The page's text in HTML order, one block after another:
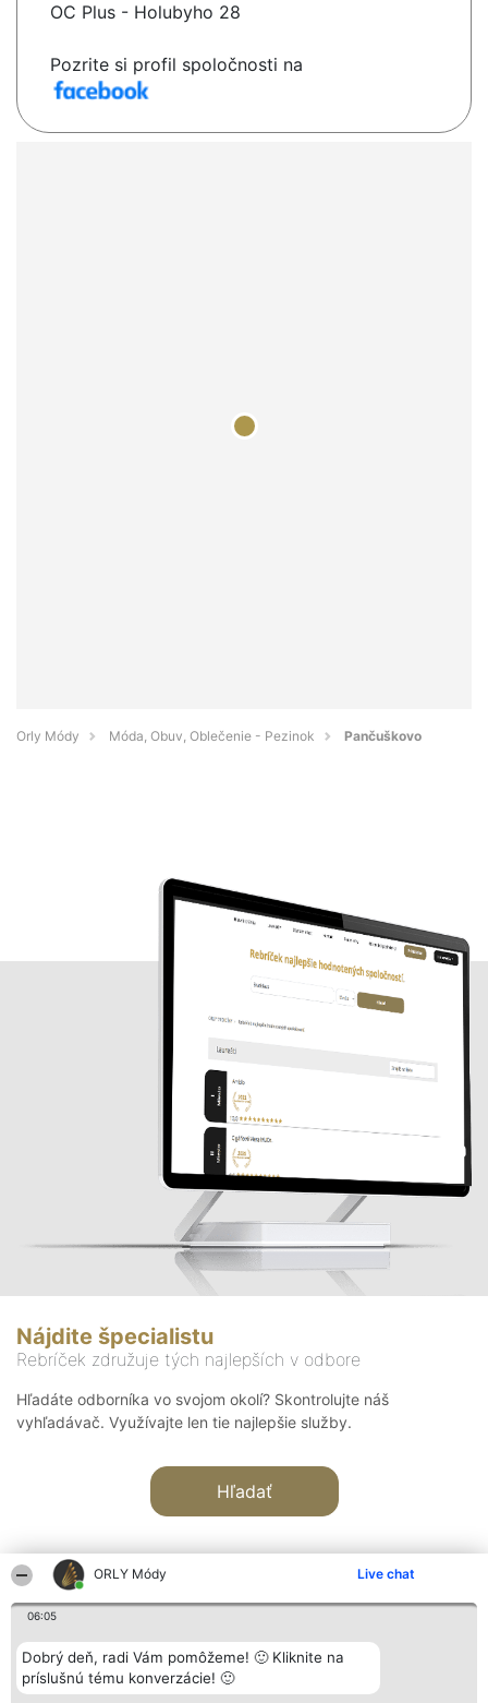
ORLY Módy Live chat
06:05
Dobrý deň, radi Vám pomôžeme! 🙂 Kliknite na
príslušnú tému konverzácie! 🙂
OC Plus - Holubyho 28
Pozrite si profil spoločnosti na
Orly Módy Móda, Obuv, Oblečenie - Pezinok Pančuškovo
Nájdite špecialistu
Rebríček združuje tých najlepších v odbore
Hľadáte odborníka vo svojom okolí? Skontrolujte náš
vyhľadávač. Využívajte len tie najlepšie služby.
Hľadať
Organizátor hodnotenia
Bright Side Solutions sp. z o.
o. sp. k.
Hodnotenie
Laureáti
Lista
Kontakt
Kontakt